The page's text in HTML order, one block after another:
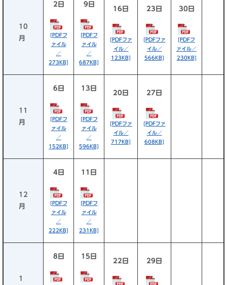
10
月
2日
[PDFフ
ァイル
／
273KB]
9日
[PDFフ
ァイル
／
687KB]
16日
[PDFファ
イル／
123KB]
23日
[PDFファ
イル／
566KB]
30日
[PDFフ
ァイル／
230KB]
11
月
6日
[PDFフ
ァイル
／
152KB]
13日
[PDFフ
ァイル
／
596KB]
20日
[PDFファ
イル／
717KB]
27日
[PDFファ
イル／
608KB]
12
月
4日
[PDFフ
ァイル
／
222KB]
11日
[PDFフ
ァイル
／
231KB]
1
8日 15日
22日 29日